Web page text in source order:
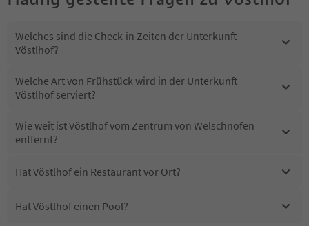
Welches sind die Check-in Zeiten der Unterkunft
Vöstlhof?
Welche Art von Frühstück wird in der Unterkunft
Vöstlhof serviert?
Wie weit ist Vöstlhof vom Zentrum von Welschnofen
entfernt?
Hat Vöstlhof ein Restaurant vor Ort?
Hat Vöstlhof einen Pool?